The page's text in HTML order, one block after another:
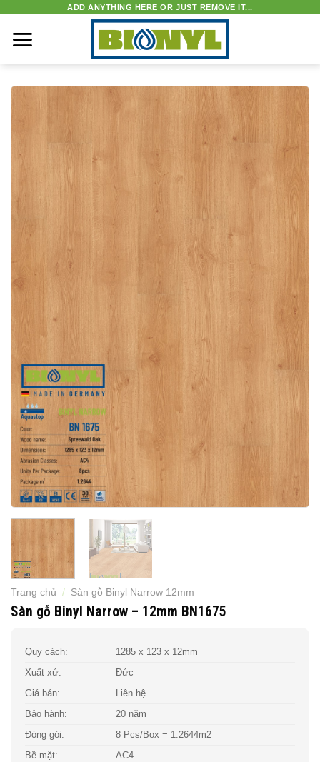
content
ADD ANYTHING HERE OR JUST REMOVE IT...
Trang chủ / Sàn gỗ Binyl Narrow 12mm
Sàn gỗ Binyl Narrow – 12mm BN1675
Quy cách: 1285 x 123 x 12mm
Xuất xứ: Đức
Giá bán: Liên hệ
Bảo hành: 20 năm
Đóng gói: 8 Pcs/Box = 1.2644m2
Bề mặt: AC4